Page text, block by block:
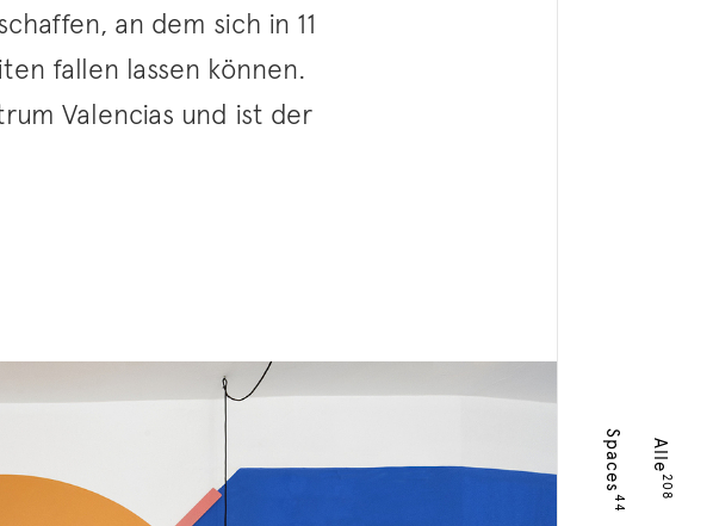
Alle
208
Spaces
44
an dem sich in 11
fallen lassen können.
Valencias und ist der